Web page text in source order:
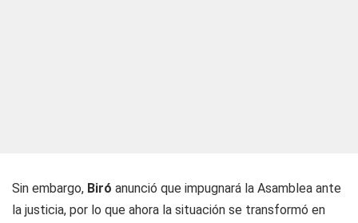
Sin embargo, Biró anunció que impugnará la Asamblea ante
la justicia, por lo que ahora la situación se transformó en